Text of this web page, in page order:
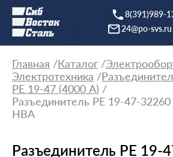
8(391)989-
24@po-svs.ru
Главная Каталог
Электротехника
РЕ 19-47 (4000 А)
Разъединитель РЕ 19-47-
НВА
Разъединитель РЕ 19-